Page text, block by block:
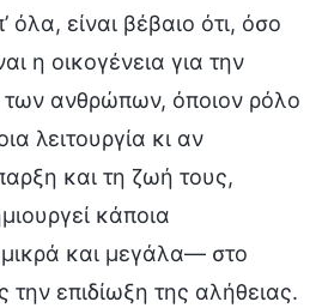
είναι βέβαιο ότι, όσο
η οικογένεια για την
ανθρώπων, όποιον ρόλο
λειτουργία κι αν
και τη ζωή τους,
κάποια
και μεγάλα— στο
την επιδίωξη της αλήθειας.